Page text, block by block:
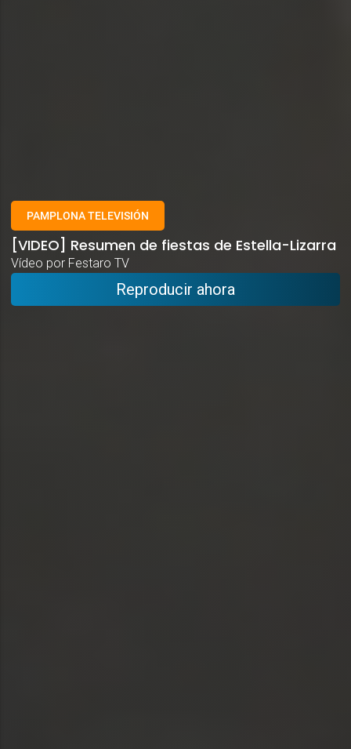
PAMPLONA TELEVISIÓN
[VIDEO] Resumen de fiestas de Estella-Lizarra
Vídeo por Festaro TV
Reproducir ahora